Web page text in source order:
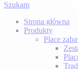
Szukam
Strona główna
Produkty
Place